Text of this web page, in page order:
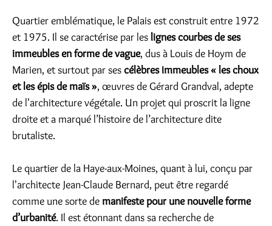
Quartier emblématique, le Palais est construit entre 1972
et 1975. Il se caractérise par les lignes courbes de ses
immeubles en forme de vague, dus à Louis de Hoym de
Marien, et surtout par sescélèbres immeubles « les choux
et les épis de maïs », œuvres de Gérard Grandval, adepte
de l'architecture végétale. Un projet qui proscrit la ligne
droite et a marqué l’histoire de l’architecture dite
brutaliste.
Le quartier de la Haye-aux-Moines, quant à lui, conçu par
l'architecte Jean-Claude Bernard, peut être regardé
comme une sorte de manifeste pour une nouvelle forme
d’urbanité. Il est étonnant dans sa recherche de